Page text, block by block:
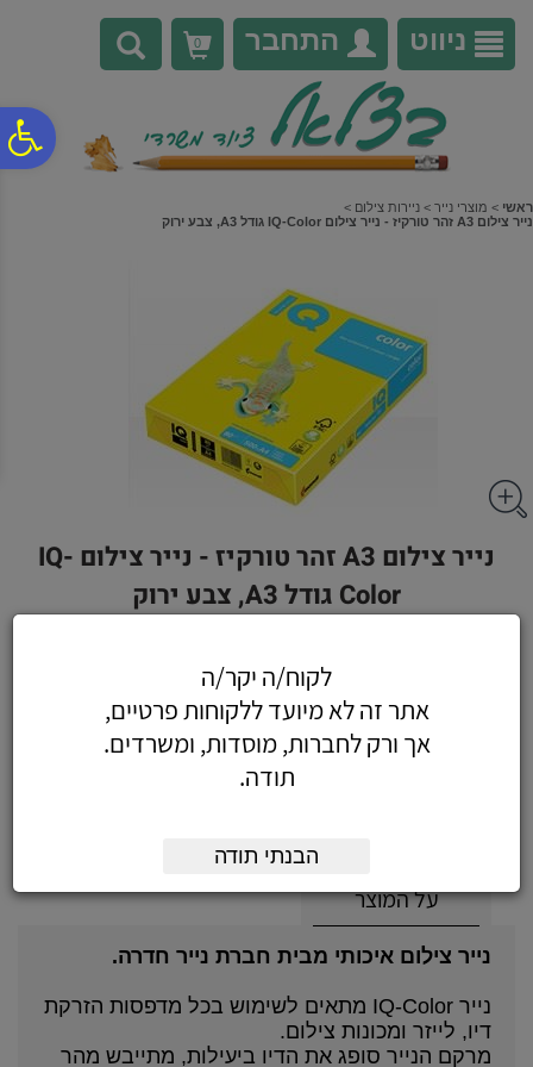
נגישות
אתר
המרכזי
ניווט התחבר 0
ראשי > מוצרי נייר > ניירות צילום >
נייר צילום A3 זהר טורקיז - נייר צילום IQ-Color גודל A3, צבע ירוק
נייר צילום A3 זהר טורקיז - נייר צילום IQ-
Color גודל A3, צבע ירוק
כולל מע"מ
על המוצר
נייר צילום איכותי מבית חברת נייר חדרה.
נייר IQ-Color מתאים לשימוש בכל מדפסות הזרקת
דיו, לייזר ומכונות צילום.
מרקם הנייר סופג את הדיו ביעילות, מתייבש מהר
לקוח/ה יקר/ה
אתר זה לא מיועד ללקוחות פרטיים,
אך ורק לחברות, מוסדות, ומשרדים.
תודה.
הבנתי תודה